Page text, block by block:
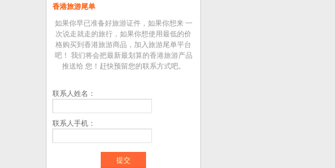
香港旅游尾单
如果你早已准备好旅游证件，如果你想来 一
次说走就走的旅行，如果你想使用最低的价
格购买到香港旅游商品，加入旅游尾单平台
吧！ 我们将会把最新最划算的香港旅游产品
推送给 您！赶快预留您的联系方式吧。
联系人姓名：
联系人手机：